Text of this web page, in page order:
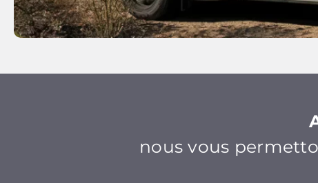
nous vous